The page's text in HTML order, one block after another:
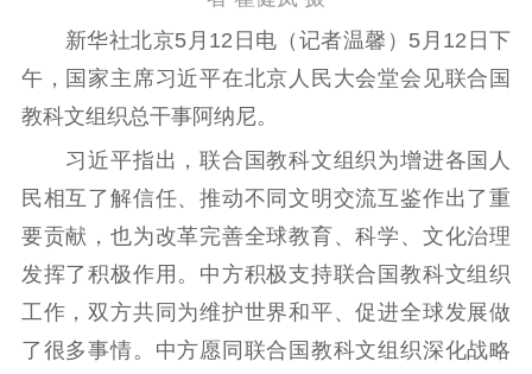
文化文艺
精品生产 文化惠民
文化交流
体制改革
文化产业
紫金文化艺术节
品牌活动 紫艺舞台
精神文明
文明创建 文明实践
文明培育
先进典型
新华社北京5月12日电（记者温馨）5月12日下
午，国家主席习近平在北京人民大会堂会见联合国
教科文组织总干事阿纳尼。
习近平指出，联合国教科文组织为增进各国人
民相互了解信任、推动不同文明交流互鉴作出了重
要贡献，也为改革完善全球教育、科学、文化治理
发挥了积极作用。中方积极支持联合国教科文组织
工作，双方共同为维护世界和平、促进全球发展做
了很多事情。中方愿同联合国教科文组织深化战略